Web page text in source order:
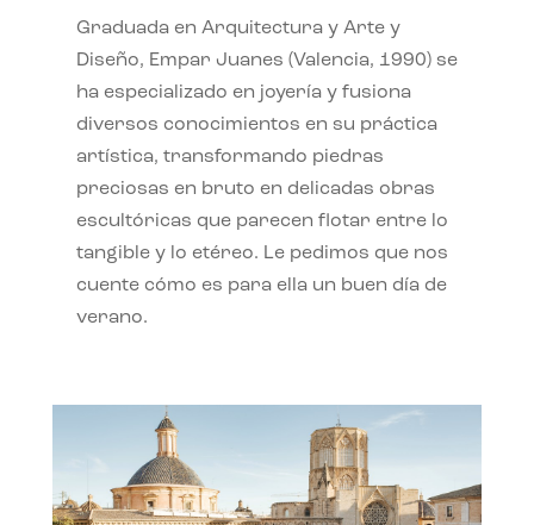
Graduada en Arquitectura y Arte y
Diseño, Empar Juanes (Valencia, 1990) se
ha especializado en joyería y fusiona
diversos conocimientos en su práctica
artística, transformando piedras
preciosas en bruto en delicadas obras
escultóricas que parecen flotar entre lo
tangible y lo etéreo. Le pedimos que nos
cuente cómo es para ella un buen día de
verano.